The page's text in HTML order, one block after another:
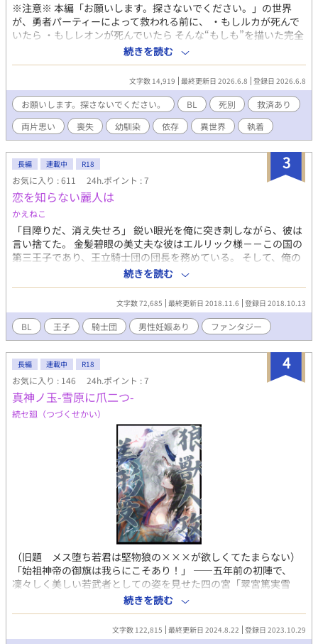
※注意※ 本編「お願いします。探さないでください。」の世界
が、勇者パーティーによって救われる前に、 ・もしルカが死んで
いたら ・もしレオンが死んでいたら そんな“もしも”を描いた完全
IFストーリーです。 本編では辿らなかった喪失と執着。 救えなか
った相手を想い続けた二人の物語になります。 救済エピソードは
ありますが、そこに至るまでの道のりはかなり重めです。 本編の
ラブコメ空間とは温度差がありますので、ご注意ください。 （本
編に無事帰還できる猛者の方にはお読みいただきたい内容で
す。） 【収録内容】 ・IF ルカのいなくなった世界 前後編 ・
IF レオンのいなくなった世界 前後編 ・IF その後の二人のは
なし 救済編 勇者×商人
続きを読む
文字数 14,919 最終更新日 2026.6.8 登録日 2026.6.8
お願いします。探さないでください。 BL 死別
救済あり
両片思い
喪失 幼馴染 依存 異世界 執着
3
長編 連載中 R18
お気に入り : 611 24h.ポイント : 7
恋を知らない麗人は
かえねこ
「目障りだ、消え失せろ」 鋭い眼光を俺に突き刺しながら、彼は
言い捨てた。 金髪碧眼の美丈夫な彼はエルリック様－－この国の
第三王子であり、王立騎士団の団長を務めている。 そして、俺の
上司であり身体の関係もあった。 王立騎士団の副団長、ルクレオ
ンは王都を離れる。 恋愛感情を持てない麗人と彼に惚れた騎士団
長の温度差ラブ。 短編にするつもりだったのが、思ったより長く
なり連載に。 騎士団長が段々残念王子様と化してます。 無理矢理
結婚、妊娠の表現があります。タグが増える可能性あり。 他サイ
トにも掲載中
続きを読む
文字数 72,685 最終更新日 2018.11.6 登録日 2018.10.13
BL 王子 騎士団 男性妊娠あり ファンタジー
4
長編 連載中 R18
お気に入り : 146 24h.ポイント : 7
真神ノ玉-雪原に爪二つ-
続セ廻（つづくせかい）
（旧題 メス堕ち若君は堅物狼の×××が欲しくてたまらない）
「始祖神帝の御旗は我らにこそあり！」 ――五年前の初陣で、
凜々しく美しい若武者としての姿を見せた四の宮「翠宮篤実雪
政」は、失意の内に嘗ての部下である狼の獣人を求めた。 「こん
なはしたない身体で、戻る場所も無くなった今、ただ――た
だ……そなたとのまぐわいに溺れたい……十兵衛」 淫欲に堕ちた
若君よ、内なる感情に翻弄されても再び気高く立ち上がれ 身分と
続きを読む
文字数 122,815 最終更新日 2024.8.22 登録日 2023.10.29